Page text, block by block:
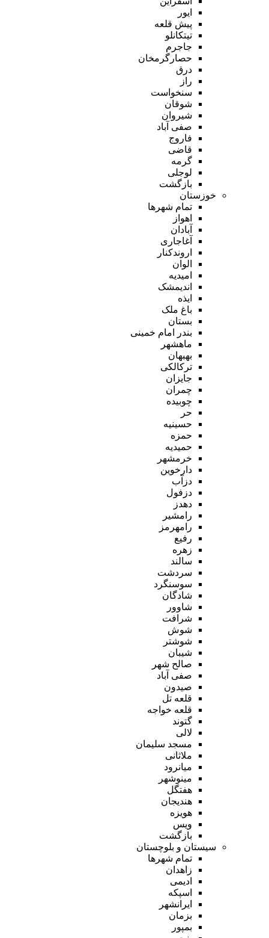
ایور
پیش قلعه
تیتکانلو
جاجرم
حصارگرمخان
درق
راز
سنخواست
شوقان
شیروان
صفی آباد
فاروج
قاضی
گرمه
لوجلی
بازگشت
خوزستان
تمام شهر‌ها
اهواز
آبادان
آغاجاری
اروندکنار
الوان
امیدیه
اندیمشک
ایذه
باغ ملک
بستان
بندر امام خمینی
ماهشهر
بهبهان
ترکالکی
جایزان
چمران
چوبیده
حر
حسینیه
حمزه
حمیدیه
خرمشهر
دارخوین
دزآب
دزفول
دهدز
رامشیر
رامهرمز
رفیع
زهره
سالند
سردشت
سوسنگرد
شادگان
شاوور
شرافت
شوش
شوشتر
شیبان
صالح شهر
صفی آباد
صیدون
قلعه تل
قلعه خواجه
گتوند
لالی
مسجد سلیمان
ملاثانی
میانرود
مینوشهر
هفتگل
هندیجان
هویزه
ویس
بازگشت
سیستان و بلوچستان
تمام شهر‌ها
زاهدان
ادیمی
اسپکه
ایرانشهر
بزمان
بمپور